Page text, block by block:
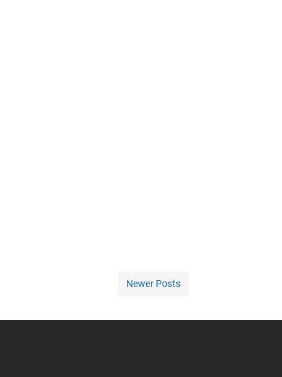
Newer Posts